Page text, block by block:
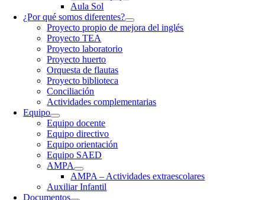
Aula Sol
¿Por qué somos diferentes?
Proyecto propio de mejora del inglés
Proyecto TEA
Proyecto laboratorio
Proyecto huerto
Orquesta de flautas
Proyecto biblioteca
Conciliación
Actividades complementarias
Equipo
Equipo docente
Equipo directivo
Equipo orientación
Equipo SAED
AMPA
AMPA – Actividades extraescolares
Auxiliar Infantil
Documentos